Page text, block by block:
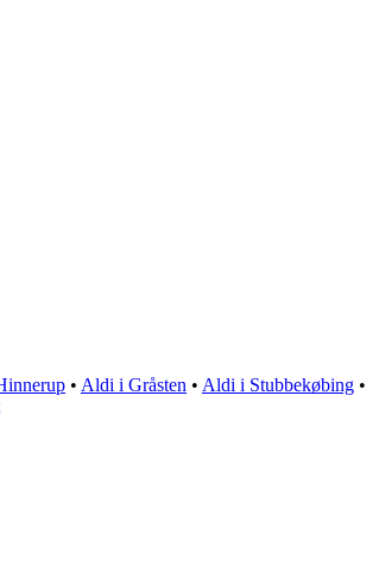
• Aldi i Gråsten • Aldi i Stubbekøbing •